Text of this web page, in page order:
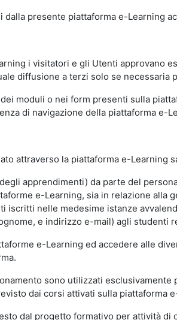
presente piattaforma e-Learning
i visitatori e gli Utenti approvano
diffusione a terzi solo se necessaria
moduli o nei form presenti sulla
di navigazione della piattaforma e-
attraverso la piattaforma e-Learning
apprendimenti) da parte del
e-Learning, sia in relazione alla
iscritti nelle medesime istanze
e indirizzo e-mail) agli studenti
e-Learning ed accedere alle
sono utilizzati
dai corsi attivati sulla piattaforma
dal progetto formativo per attività